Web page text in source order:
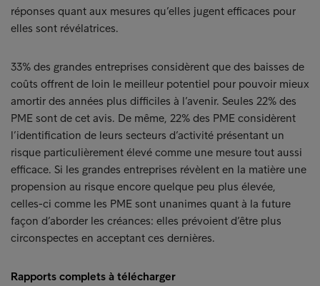
réponses quant aux mesures qu’elles jugent efficaces pour
elles sont révélatrices.
33% des grandes entreprises considèrent que des baisses de
coûts offrent de loin le meilleur potentiel pour pouvoir mieux
amortir des années plus difficiles à l’avenir. Seules 22% des
PME sont de cet avis. De même, 22% des PME considèrent
l’identification de leurs secteurs d’activité présentant un
risque particulièrement élevé comme une mesure tout aussi
efficace. Si les grandes entreprises révèlent en la matière une
propension au risque encore quelque peu plus élevée,
celles-ci comme les PME sont unanimes quant à la future
façon d’aborder les créances: elles prévoient d’être plus
circonspectes en acceptant ces dernières.
Rapports complets à télécharger